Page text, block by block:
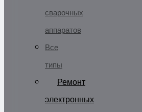
сварочных
аппаратов
Все
типы
Ремонт
электронных